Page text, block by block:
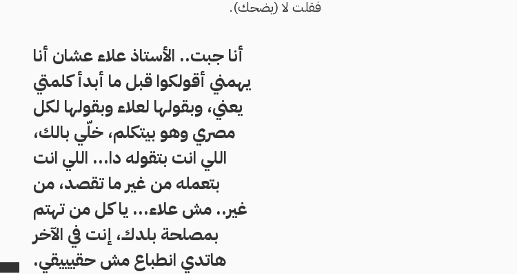
فقلت لا (يضحك).
أنا جبت.. الأستاذ علاء عشان أنا
يهمني أقولكوا قبل ما أبدأ كلمتي
يعني، وبقولها لعلاء وبقولها لكل
مصري وهو بيتكلم، خلّي بالك،
اللي انت بتقوله دا... اللي انت
بتعمله من غير ما تقصد، من
غير.. مش علاء... يا كل من تهتم
بمصلحة بلدك، إنت في الآخر
هاتدي انطباع مش حقيييقي.